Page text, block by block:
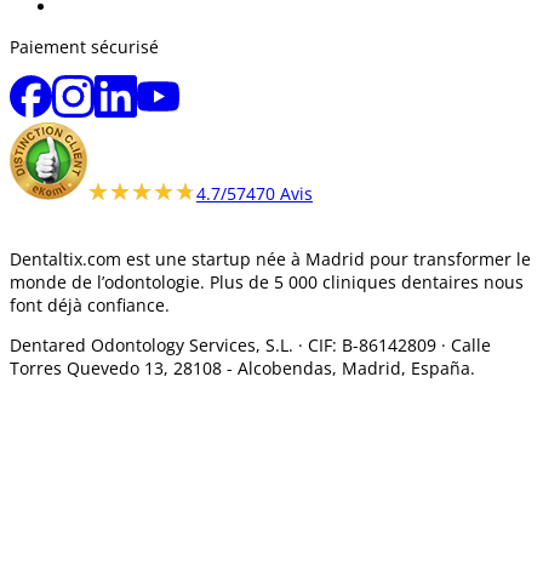
Paiement sécurisé
★★★★★
★★★★★4.7/57470 Avis
Dentaltix.com est une startup née à Madrid pour transformer le
monde de l’odontologie. Plus de 5 000 cliniques dentaires nous
font déjà confiance.
Dentared Odontology Services, S.L. · CIF: B-86142809 · Calle
Torres Quevedo 13, 28108 - Alcobendas, Madrid, España.